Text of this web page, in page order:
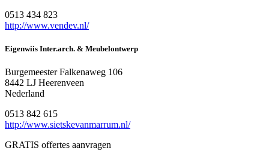
0513 434 823
http://www.vendev.nl/
Eigenwiis Inter.arch. & Meubelontwerp
Burgemeester Falkenaweg 106
8442 LJ Heerenveen
Nederland
0513 842 615
http://www.sietskevanmarrum.nl/
GRATIS offertes aanvragen